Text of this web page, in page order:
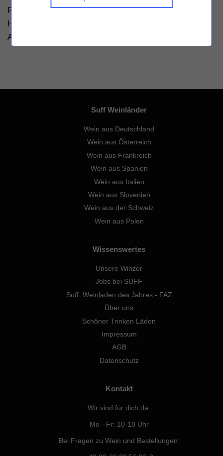
Füllmenge: 750ml - Alkoholgehalt 12% Vol. - Hersteller:
Heumarktstraße 20, 67146 Deidesheim, Deutschland -
Allergene: Sulfite
Suff Weinländer
Wein aus Deutschland
Wein aus Österreich
Wein aus Frankreich
Wein aus Spanien
Wein aus Italien
Wein aus Slovenien
Wein aus der Schweiz
Wein aus Polen
Wissenswertes
Unsere Winzer
Jobs bei SUFF
Suff: Weinladen des Jahres - FAZ
Über uns
Schöner Trinken Läden
Impressum
AGB
Datenschutz
Kontakt
Wir sind für dich da:
Mo - Fr: 10-18 Uhr
Bei Fragen zu Wein und Bestellungen: